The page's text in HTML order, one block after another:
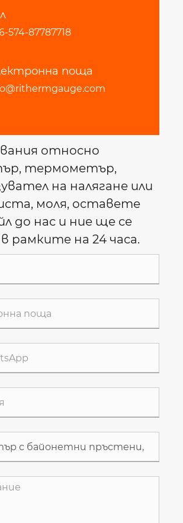
574-87787718
поща
относно
термометър,
на налягане или
моля, оставете
до нас и ние ще се
рамките на 24 часа.